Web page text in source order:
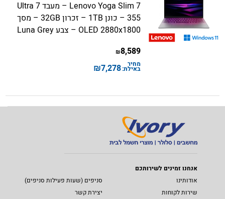
Lenovo Yoga Slim 7 – מעבד Ultra 7
355 – כונן 1TB – זכרון 32GB – מסך
OLED 2880x1800 – צבע Luna Grey
8,589
₪
מחיר
באילת:7,278
₪
אנחנו זמינים לשירותכם
אודותינו
סניפים (שעות פעילות סניפים)
שירות לקוחות
יצירת קשר